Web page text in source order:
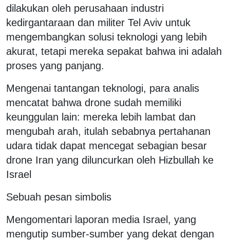
dilakukan oleh perusahaan industri
kedirgantaraan dan militer Tel Aviv untuk
mengembangkan solusi teknologi yang lebih
akurat, tetapi mereka sepakat bahwa ini adalah
proses yang panjang.
Mengenai tantangan teknologi, para analis
mencatat bahwa drone sudah memiliki
keunggulan lain: mereka lebih lambat dan
mengubah arah, itulah sebabnya pertahanan
udara tidak dapat mencegat sebagian besar
drone Iran yang diluncurkan oleh Hizbullah ke
Israel
Sebuah pesan simbolis
Mengomentari laporan media Israel, yang
mengutip sumber-sumber yang dekat dengan